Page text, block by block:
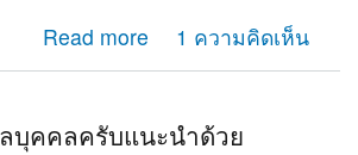
Read more
display ในแต่ละ browser และการ
Search เป็นภาษาไทย
1 ความคิดเห็น
บุคคลครับแนะนำด้วย